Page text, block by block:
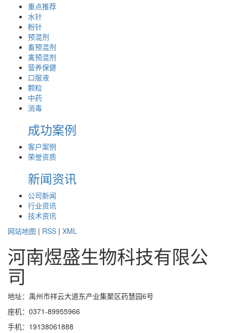
重点推荐
水针
粉针
预混剂
畜预混剂
禽预混剂
营养保健
口服液
颗粒
中药
消毒
成功案例
客户案例
荣誉资质
新闻资讯
公司新闻
行业资讯
技术资讯
网站地图 | RSS | XML
河南煜盛生物科技有限公
司
地址：禹州市祥云大道东产业集聚区药慧园6号
座机：0371-89955966
手机：19138061888